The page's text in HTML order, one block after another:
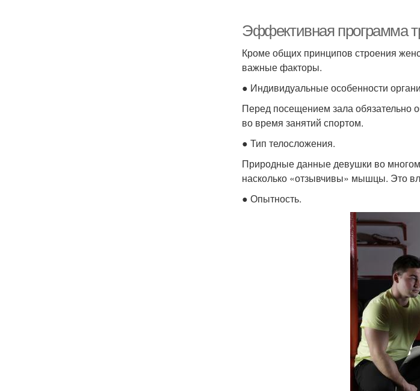
Эффективная программа
Кроме общих принципов строения
важные факторы.
● Индивидуальные особенности
Перед посещением зала обязательно
во время занятий спортом.
● Тип телосложения.
Природные данные девушки во
насколько «отзывчивы» мышцы. Это
● Опытность.